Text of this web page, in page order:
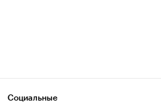
Социальные